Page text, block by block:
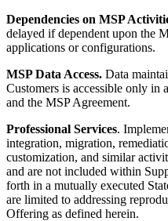
Dependencies on MSP
delayed if dependent upon the
applications or configurations.
MSP Data Access. Data
Customers is accessible only in
and the MSP Agreement.
Professional Services.
integration, migration,
customization, and similar
and are not included within
forth in a mutually executed
are limited to addressing
Offering as defined herein.